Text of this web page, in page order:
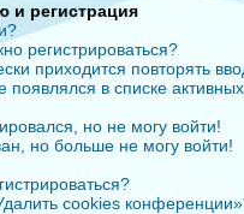
и регистрация
регистрироваться?
приходится повторять
появлялся в списке
но не могу войти!
но больше не могу войти!
cookies